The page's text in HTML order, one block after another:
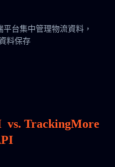
平台集中管理物流資料，
料保存
vs. TrackingMore